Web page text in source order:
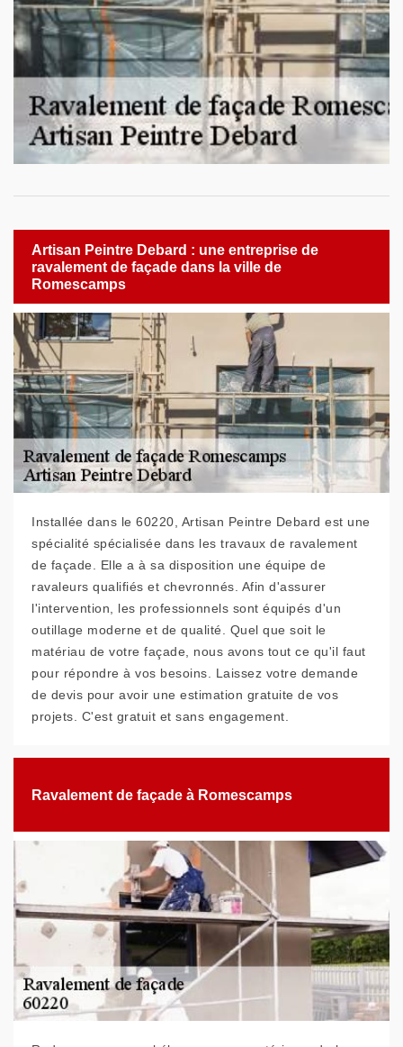
Artisan Peintre Debard : une entreprise de
ravalement de façade dans la ville de
Romescamps
Installée dans le 60220, Artisan Peintre Debard est une
spécialité spécialisée dans les travaux de ravalement
de façade. Elle a à sa disposition une équipe de
ravaleurs qualifiés et chevronnés. Afin d'assurer
l'intervention, les professionnels sont équipés d'un
outillage moderne et de qualité. Quel que soit le
matériau de votre façade, nous avons tout ce qu'il faut
pour répondre à vos besoins. Laissez votre demande
de devis pour avoir une estimation gratuite de vos
projets. C'est gratuit et sans engagement.
Ravalement de façade à Romescamps